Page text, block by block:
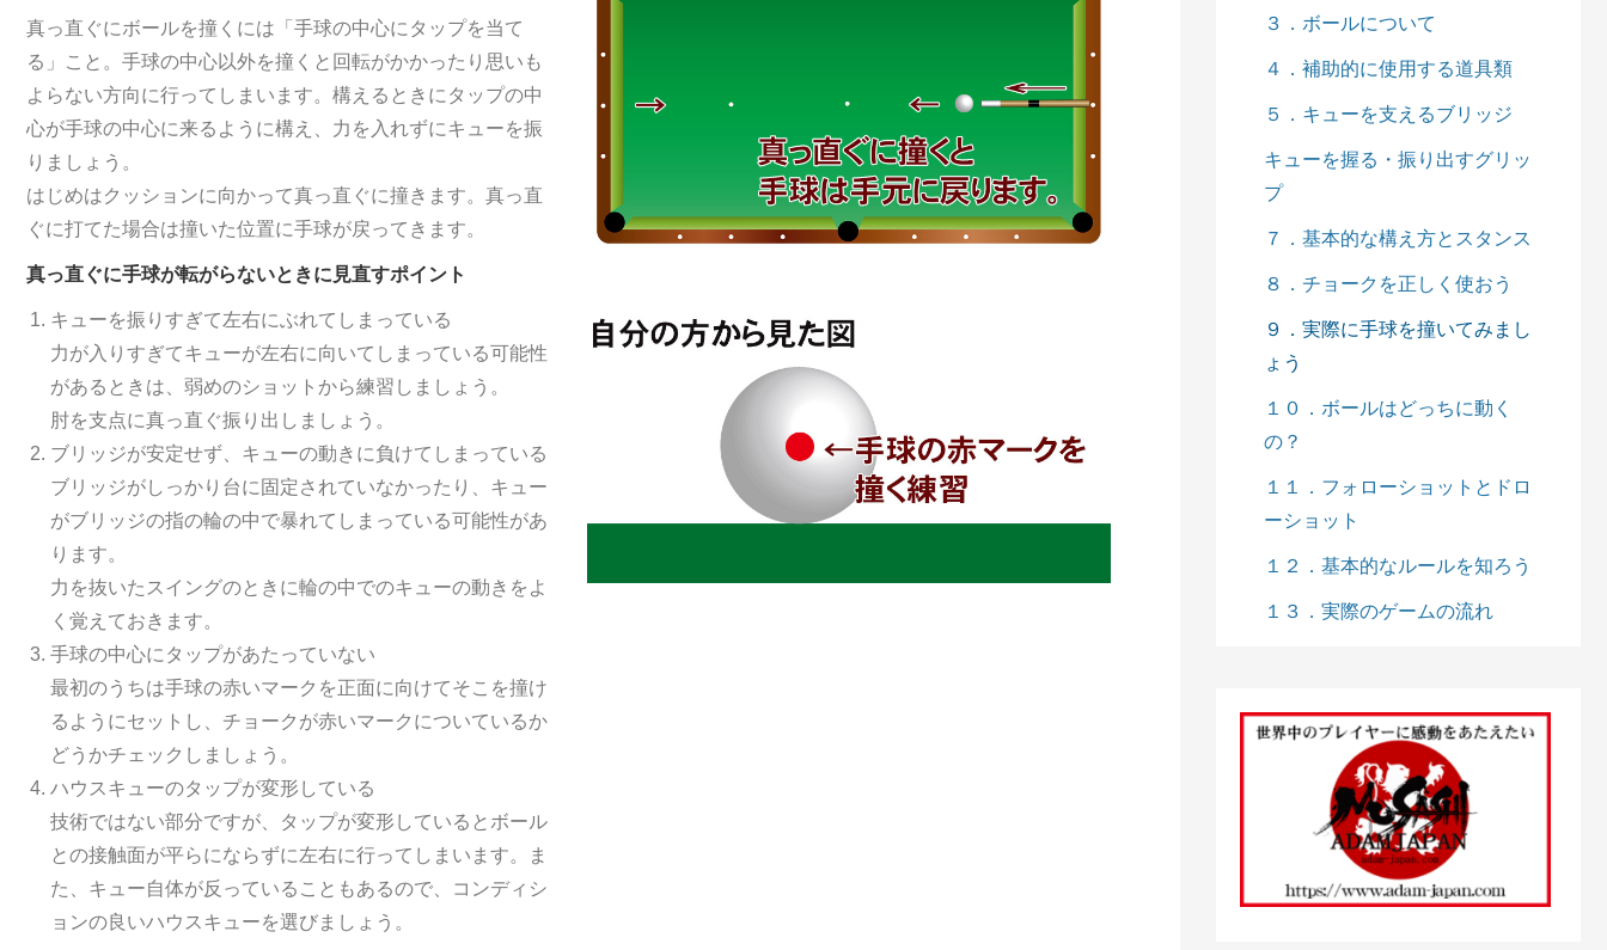
真っ直ぐにボールを撞くには「手球の中心にタップを当て
る」こと。手球の中心以外を撞くと回転がかかったり思いも
よらない方向に行ってしまいます。構えるときにタップの中
心が手球の中心に来るように構え、力を入れずにキューを振
りましょう。
はじめはクッションに向かって真っ直ぐに撞きます。真っ直
ぐに打てた場合は撞いた位置に手球が戻ってきます。
真っ直ぐに手球が転がらないときに見直すポイント
キューを振りすぎて左右にぶれてしまっている
力が入りすぎてキューが左右に向いてしまっている可能性
があるときは、弱めのショットから練習しましょう。
肘を支点に真っ直ぐ振り出しましょう。
ブリッジが安定せず、キューの動きに負けてしまっている
ブリッジがしっかり台に固定されていなかったり、キュー
がブリッジの指の輪の中で暴れてしまっている可能性があ
ります。
力を抜いたスイングのときに輪の中でのキューの動きをよ
く覚えておきます。
手球の中心にタップがあたっていない
最初のうちは手球の赤いマークを正面に向けてそこを撞け
るようにセットし、チョークが赤いマークについているか
どうかチェックしましょう。
ハウスキューのタップが変形している
技術ではない部分ですが、タップが変形しているとボール
との接触面が平らにならずに左右に行ってしまいます。ま
た、キュー自体が反っていることもあるので、コンディシ
ョンの良いハウスキューを選びましょう。
３．ボールについて
４．補助的に使用する道具類
５．キューを支えるブリッジ
キューを握る・振り出すグリッ
プ
７．基本的な構え方とスタンス
８．チョークを正しく使おう
９．実際に手球を撞いてみまし
ょう
１０．ボールはどっちに動く
の？
１１．フォローショットとドロ
ーショット
１２．基本的なルールを知ろう
１３．実際のゲームの流れ